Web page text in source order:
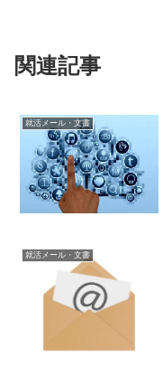
関連記事
就活メール・文書
就活メール・文書